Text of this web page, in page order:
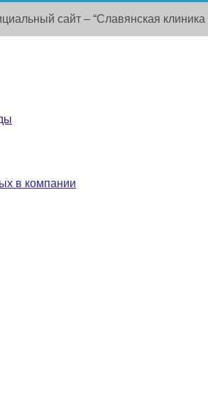
сайт – “Славянская клиника
в компании